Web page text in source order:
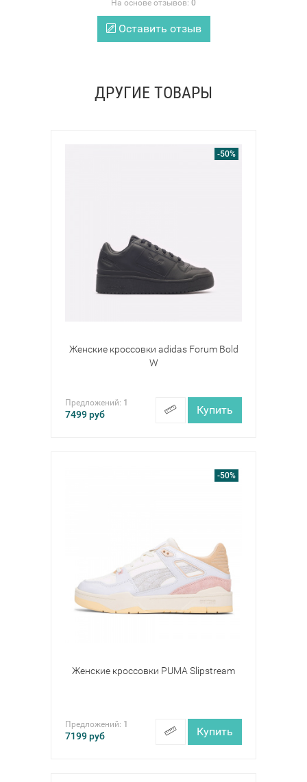
На основе отзывов: 0
Оставить отзыв
ДРУГИЕ ТОВАРЫ
-50%
Женские кроссовки adidas Forum Bold
W
Предложений: 1
7499руб Купить
-50%
Женские кроссовки PUMA Slipstream
Предложений: 1
7199руб Купить